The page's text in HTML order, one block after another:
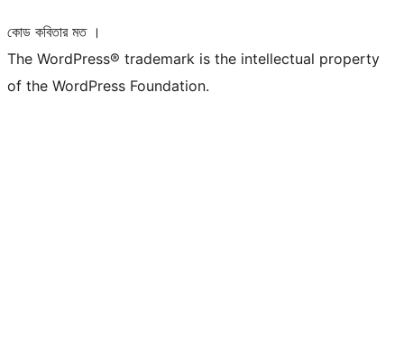
কোড কবিতার মত ।
The WordPress® trademark is the intellectual property
of the WordPress Foundation.